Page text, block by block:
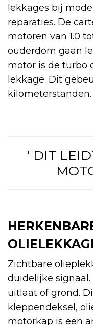
lekkages bij
reparaties. De
motoren van 1.0
ouderdom gaan
motor is de turbo
lekkage. Dit
kilometerstanden.
‘ DIT
Zichtbare
duidelijke
uitlaat of grond.
kleppendeksel,
motorkap is een